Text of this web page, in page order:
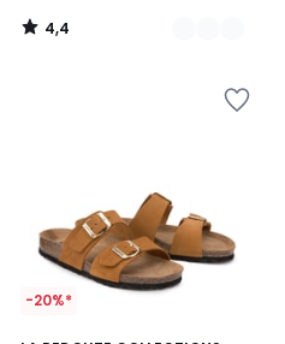
notre
programme
4,4
/
-20%*